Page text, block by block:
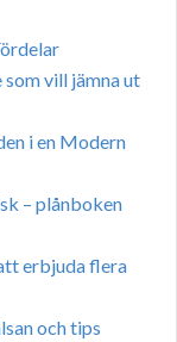
vill jämna ut
i en Modern
– plånboken
erbjuda flera
och tips